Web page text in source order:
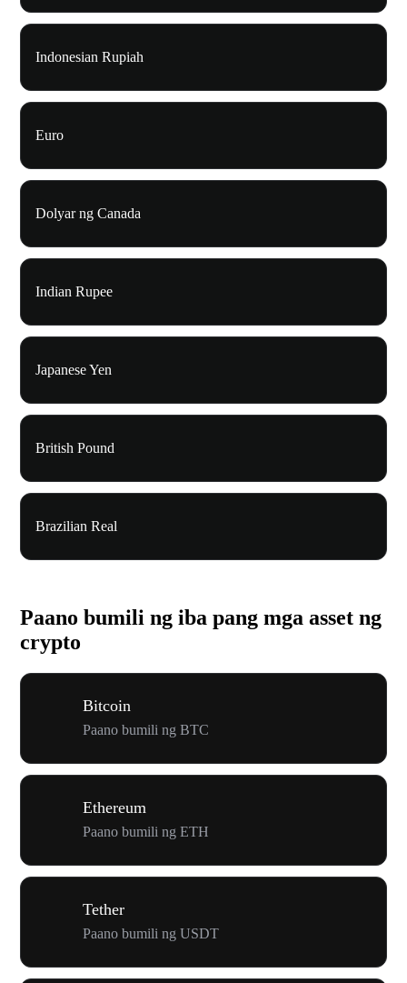
Indonesian Rupiah
Euro
Dolyar ng Canada
Indian Rupee
Japanese Yen
British Pound
Brazilian Real
Paano bumili ng iba pang mga asset ng
crypto
Bitcoin
Paano bumili ng BTC
Ethereum
Paano bumili ng ETH
Tether
Paano bumili ng USDT